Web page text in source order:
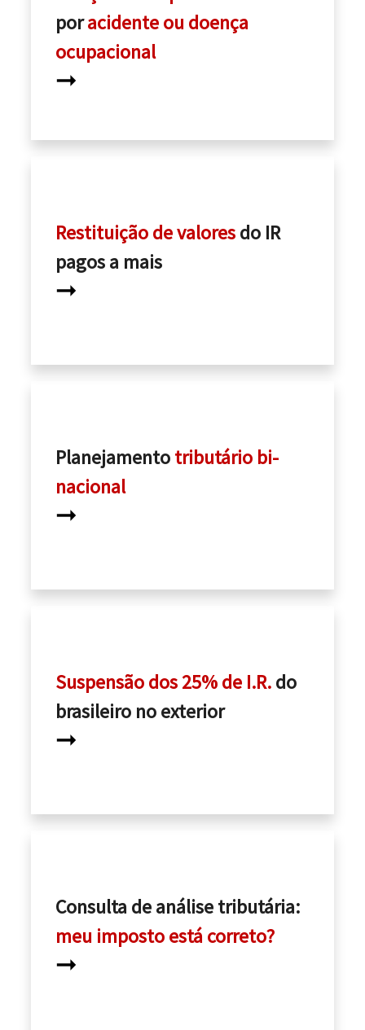
poracidente ou doença
ocupacional
➞
Restituição de valoresdo IR
pagos a mais
➞
Planejamentotributário bi-
nacional
➞
Suspensão dos 25% de I.R.do
brasileiro no exterior
➞
Consulta de análise tributária:
meu imposto está correto?
➞